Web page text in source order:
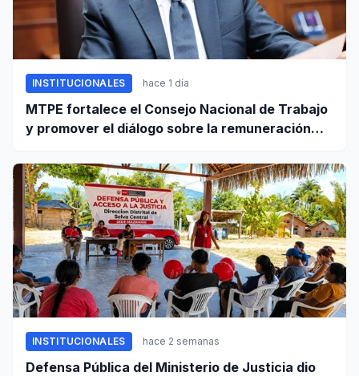
INSTITUCIONALES hace 1 día
MTPE fortalece el Consejo Nacional de Trabajo
y promover el diálogo sobre la remuneración
INSTITUCIONALES hace 2 semanas
Defensa Pública del Ministerio de Justicia dio